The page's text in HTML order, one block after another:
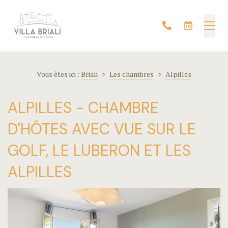
La région
Réserver
La région
Vous êtes ici : Briali > Les chambres > Alpilles
ALPILLES - CHAMBRE
D'HÔTES AVEC VUE SUR LE
GOLF, LE LUBERON ET LES
ALPILLES
La Maison
Les
Maison